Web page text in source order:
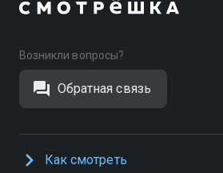
Возникли вопросы?
Обратная связь
Как смотреть